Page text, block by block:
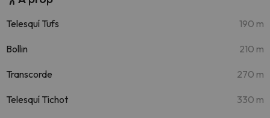
Telesquí Tufs 190 m
Bollin 210 m
Transcorde 270 m
Telesquí Tichot 330 m